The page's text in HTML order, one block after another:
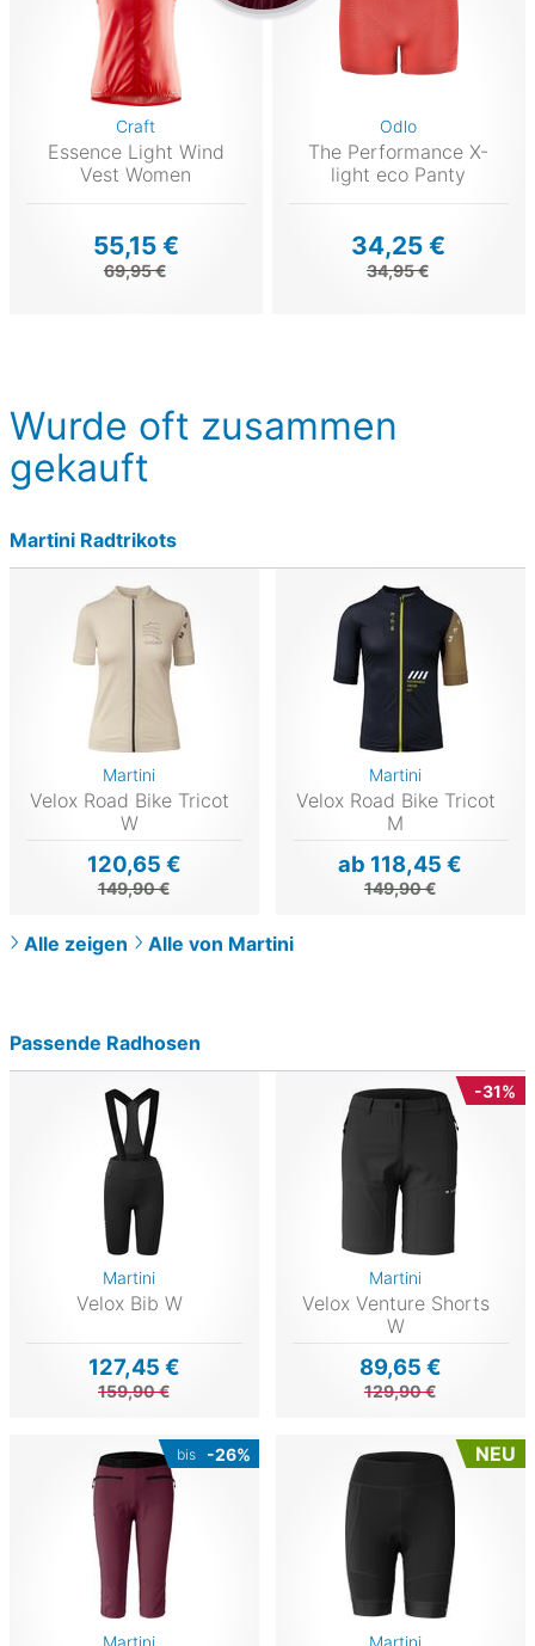
Craft
Essence Light Wind
Vest Women
55,15 €
69,95 €
Odlo
The Performance X-
light eco Panty
34,25 €
34,95 €
Wurde oft zusammen
gekauft
Martini Radtrikots
Martini
Velox Road Bike Tricot
W
120,65 €
149,90 €
Martini
Velox Road Bike Tricot
M
ab 118,45 €
149,90 €
Alle zeigen Alle von Martini
Passende Radhosen
Martini
Velox Bib W
127,45 €
159,90 €
-31%
Martini
Velox Venture Shorts
W
89,65 €
129,90 €
bis -26%
Martini
NEU
Martini